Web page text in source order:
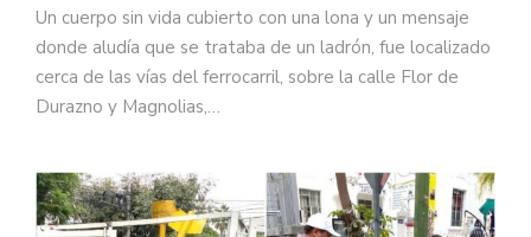
Un cuerpo sin vida cubierto con una lona y un mensaje
donde aludía que se trataba de un ladrón, fue localizado
cerca de las vías del ferrocarril, sobre la calle Flor de
Durazno y Magnolias,…